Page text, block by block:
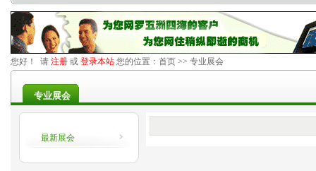
您好！ 请 注册 或 登录本站 您的位置： 首页 >> 专业展会
专业展会
最新展会